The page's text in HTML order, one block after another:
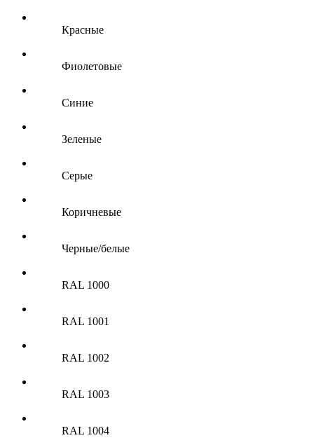
Красные
Фиолетовые
Синие
Зеленые
Серые
Коричневые
Черные/белые
RAL 1000
RAL 1001
RAL 1002
RAL 1003
RAL 1004